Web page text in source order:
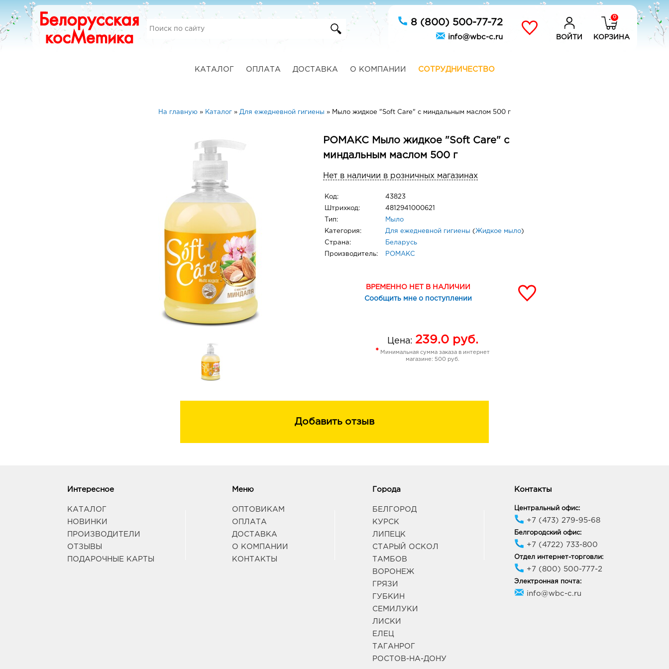
8 (800) 500-77-72
info@wbc-c.ru ВОЙТИ
0
КОРЗИНА
КАТАЛОГ ОПЛАТА ДОСТАВКА О КОМПАНИИ СОТРУДНИЧЕСТВО
На главную » Каталог » Для ежедневной гигиены » Мыло жидкое "Soft Care" с миндальным маслом 500 г
РОМАКС Мыло жидкое "Soft Care" с
миндальным маслом 500 г
Нет в наличии в розничных магазинах
Код: 43823
Штрихкод: 4812941000621
Тип: Мыло
Категория: Для ежедневной гигиены ( Жидкое мыло)
Страна: Беларусь
Производитель: РОМАКС
ВРЕМЕННО НЕТ В НАЛИЧИИ
Сообщить мне о поступлении
Цена: 239.0руб.
* Минимальная сумма заказа в интернет
магазине: 500 руб.
Добавить отзыв
Интересное
КАТАЛОГ
НОВИНКИ
ПРОИЗВОДИТЕЛИ
ОТЗЫВЫ
ПОДАРОЧНЫЕ КАРТЫ
Меню
ОПТОВИКАМ
ОПЛАТА
ДОСТАВКА
О КОМПАНИИ
КОНТАКТЫ
Города
БЕЛГОРОД
КУРСК
ЛИПЕЦК
СТАРЫЙ ОСКОЛ
ТАМБОВ
ВОРОНЕЖ
ГРЯЗИ
ГУБКИН
СЕМИЛУКИ
ЛИСКИ
ЕЛЕЦ
ТАГАНРОГ
РОСТОВ-НА-ДОНУ
Контакты
Центральный офис:
+7 (473) 279-95-68
Белгородский офис:
+7 (4722) 733-800
Отдел интернет-торговли:
+7 (800) 500-777-2
Электронная почта:
info@wbc-c.ru